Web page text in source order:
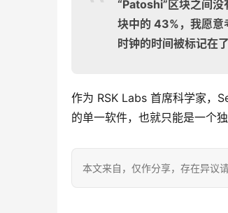
“Patoshi”区块之间
块中的 43%，我愿意
时钟的时间被标记在
作为 RSK Labs 首席科学家，
的单一软件，也就只能是一个
本文来自 ，仅作分享，存在异议